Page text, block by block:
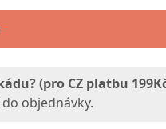
(pro CZ platbu
do objednávky.